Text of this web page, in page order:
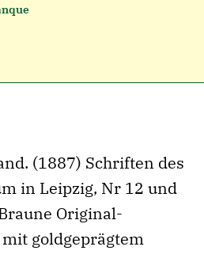
(1887) Schriften des
in Leipzig, Nr 12 und
Original-
goldgeprägtem